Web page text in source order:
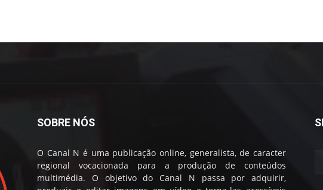
SOBRE NÓS
O Canal N é uma publicação online, generalista, de caracter
regional vocacionada para a produção de conteúdos
multimédia. O objetivo do Canal N passa por adquirir,